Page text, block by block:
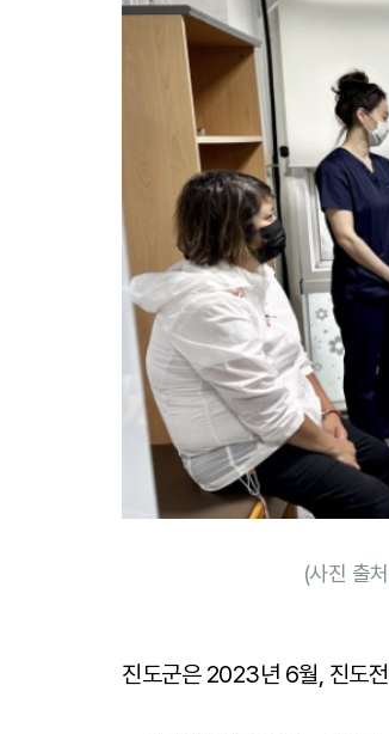
(사진 출
진도군은 2023년 6월, 진도